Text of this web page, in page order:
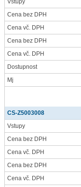
Vstupy
Cena bez DPH
Cena vč. DPH
Cena bez DPH
Cena vč. DPH
Dostupnost
Mj
CS-Z5003008
Vstupy
Cena bez DPH
Cena vč. DPH
Cena bez DPH
Cena vč. DPH